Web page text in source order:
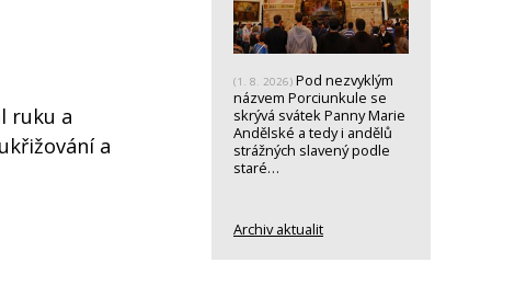
ruku a
a
(1. 8. 2026) Pod nezvyklým
názvem Porciunkule se
skrývá svátek Panny Marie
Andělské a tedy i andělů
strážných slavený podle
staré…
Archiv aktualit